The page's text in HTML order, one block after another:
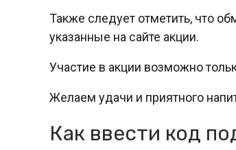
Также следует отметить, что
указанные на сайте акции.
Участие в акции возможно
Желаем удачи и приятного
Как ввести код